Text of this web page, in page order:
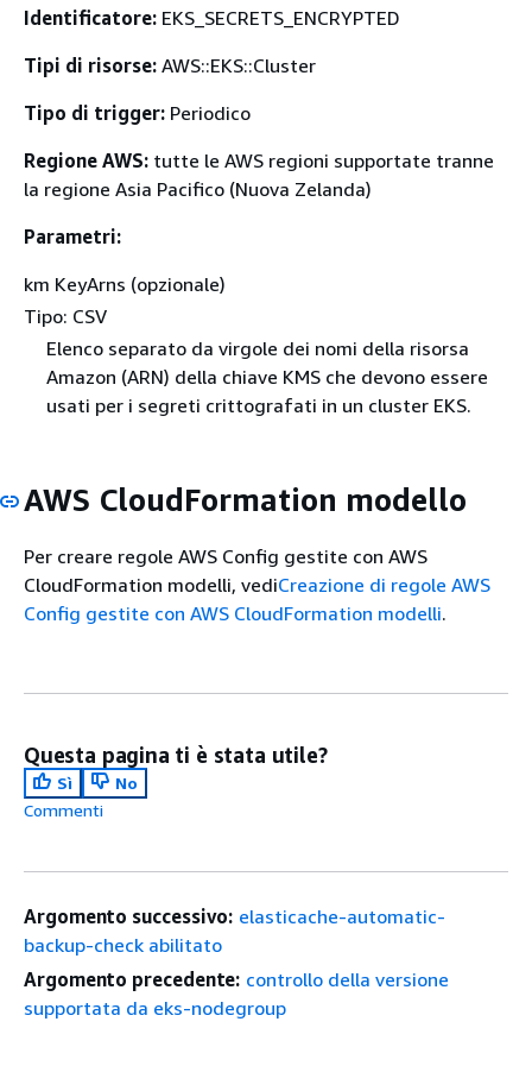
Identificatore: EKS_SECRETS_ENCRYPTED
Tipi di risorse: AWS::EKS::Cluster
Tipo di trigger: Periodico
Regione AWS: tutte le AWS regioni supportate tranne
la regione Asia Pacifico (Nuova Zelanda)
Parametri:
km KeyArns (opzionale)
Tipo: CSV
Elenco separato da virgole dei nomi della risorsa
Amazon (ARN) della chiave KMS che devono essere
usati per i segreti crittografati in un cluster EKS.
AWS CloudFormation modello
Per creare regole AWS Config gestite con AWS
CloudFormation modelli, vediCreazione di regole AWS
Config gestite con AWS CloudFormation modelli.
Questa pagina ti è stata utile?
Sì
No
Commenti
Argomento successivo: elasticache-automatic-
backup-check abilitato
Argomento precedente: controllo della versione
supportata da eks-nodegroup